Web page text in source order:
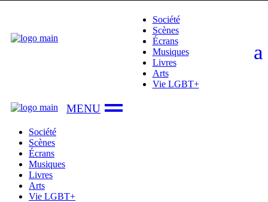
the
content
Société
Scènes
Écrans
Musiques
Livres
Arts
Vie LGBT+
Société
Scènes
Écrans
Musiques
Livres
Arts
Vie LGBT+